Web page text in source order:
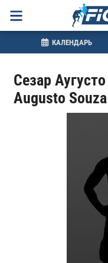
Сезар
Augusto
КАЛЕНДАРЬ